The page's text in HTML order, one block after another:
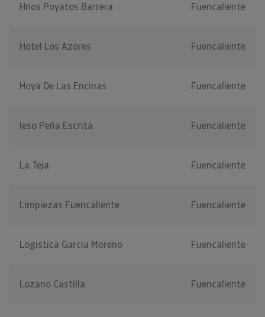
Hnos Poyatos Barrera Fuencaliente
Hotel Los Azores Fuencaliente
Hoya De Las Encinas Fuencaliente
Ieso Peña Escrita Fuencaliente
La Teja Fuencaliente
Limpiezas Fuencaliente Fuencaliente
Logistica Garcia Moreno Fuencaliente
Lozano Castilla Fuencaliente